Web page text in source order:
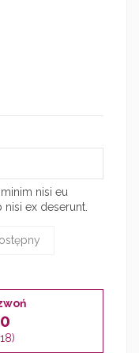
nisi eu
ex deserunt.